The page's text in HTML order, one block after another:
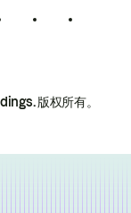
版权所有。